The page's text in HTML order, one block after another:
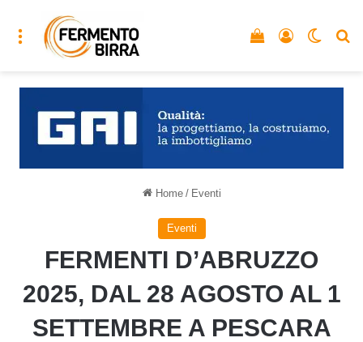
Menu Accedi
Vedi il carrello
Home / Eventi
Eventi
FERMENTI D’ABRUZZO
2025, DAL 28 AGOSTO AL 1
SETTEMBRE A PESCARA